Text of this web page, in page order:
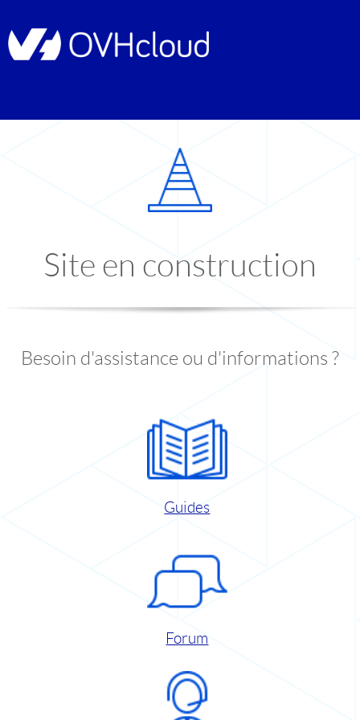
Site en construction
Besoin d'assistance ou d'informations ?
Guides
Forum